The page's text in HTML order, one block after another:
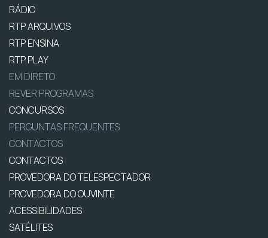
RÁDIO
RTP ARQUIVOS
RTP ENSINA
RTP PLAY
EM DIRETO
REVER PROGRAMAS
CONCURSOS
PERGUNTAS FREQUENTES
CONTACTOS
CONTACTOS
PROVEDORA DO TELESPECTADOR
PROVEDORA DO OUVINTE
ACESSIBILIDADES
SATÉLITES